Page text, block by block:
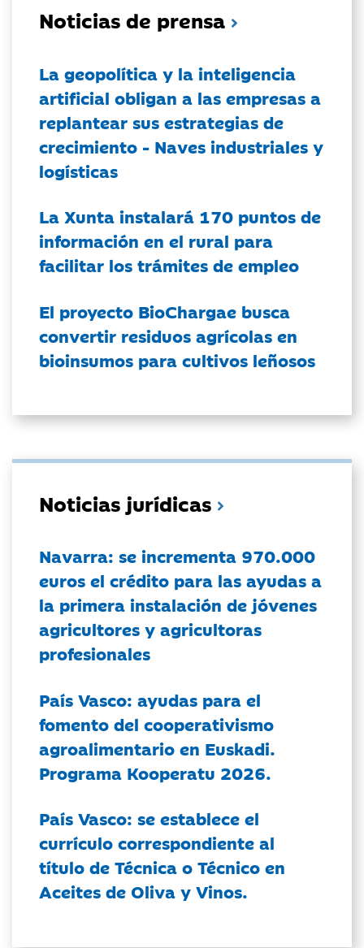
Noticias de prensa
La geopolítica y la inteligencia
artificial obligan a las empresas a
replantear sus estrategias de
crecimiento - Naves industriales y
logísticas
La Xunta instalará 170 puntos de
información en el rural para
facilitar los trámites de empleo
El proyecto BioChargae busca
convertir residuos agrícolas en
bioinsumos para cultivos leñosos
Noticias jurídicas
Navarra: se incrementa 970.000
euros el crédito para las ayudas a
la primera instalación de jóvenes
agricultores y agricultoras
profesionales
País Vasco: ayudas para el
fomento del cooperativismo
agroalimentario en Euskadi.
Programa Kooperatu 2026.
País Vasco: se establece el
currículo correspondiente al
título de Técnica o Técnico en
Aceites de Oliva y Vinos.